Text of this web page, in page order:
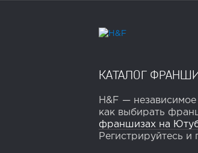
КАТАЛОГ
H&F —
как выбирать
франшизах на
Регистрируйтесь и